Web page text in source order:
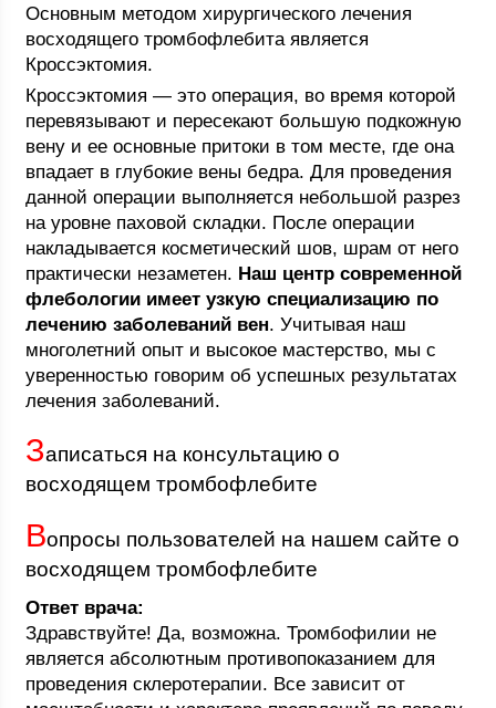
Основным методом хирургического лечения
восходящего тромбофлебита является
Кроссэктомия.
Кроссэктомия — это операция, во время которой
перевязывают и пересекают большую подкожную
вену и ее основные притоки в том месте, где она
впадает в глубокие вены бедра. Для проведения
данной операции выполняется небольшой разрез
на уровне паховой складки. После операции
накладывается косметический шов, шрам от него
практически незаметен. Наш центр современной
флебологии имеет узкую специализацию по
лечению заболеваний вен. Учитывая наш
многолетний опыт и высокое мастерство, мы с
уверенностью говорим об успешных результатах
лечения заболеваний.
Записаться на консультацию о
восходящем тромбофлебите
Вопросы пользователей на нашем сайте о
восходящем тромбофлебите
Ответ врача:
Здравствуйте! Да, возможна. Тромбофилии не
является абсолютным противопоказанием для
проведения склеротерапии. Все зависит от